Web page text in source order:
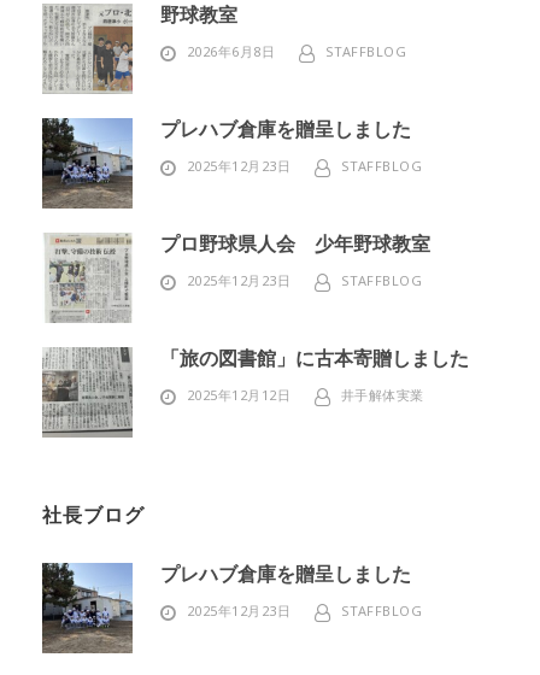
野球教室
2026年6月8日 STAFFBLOG
プレハブ倉庫を贈呈しました
2025年12月23日 STAFFBLOG
プロ野球県人会 少年野球教室
2025年12月23日 STAFFBLOG
「旅の図書館」に古本寄贈しました
2025年12月12日 井手解体実業
社長ブログ
プレハブ倉庫を贈呈しました
2025年12月23日 STAFFBLOG